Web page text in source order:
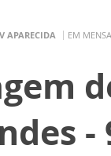
APARECIDA EM